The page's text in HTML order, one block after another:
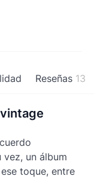
Reseñas 13
un álbum
toque, entre